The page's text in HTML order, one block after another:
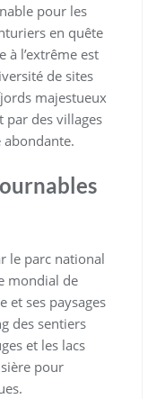
pour les
en quête
à l’extrême est
de sites
majestueux
par des villages
le parc national
mondial de
et ses paysages
des sentiers
et les lacs
pour